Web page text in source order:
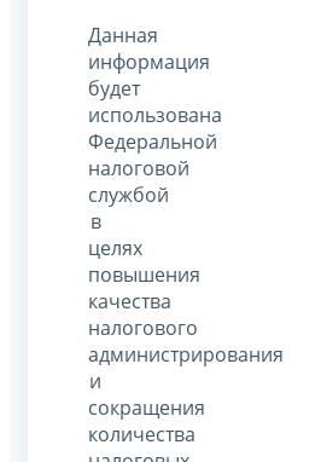
Данная
информация
будет
использована
Федеральной
налоговой
службой
в
целях
повышения
качества
налогового
администрирования
и
сокращения
количества